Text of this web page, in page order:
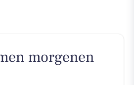
morgenen